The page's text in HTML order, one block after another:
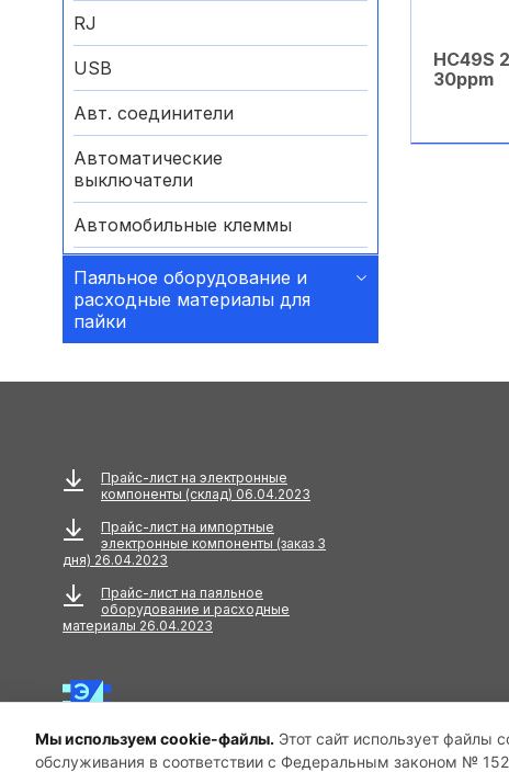
Мы используем cookie-файлы. Этот сайт использует файлы
обслуживания в соответствии с Федеральным законом №
RJ
USB
Авт. соединители
Автоматические
выключатели
Автомобильные клеммы
Аккумуляторные батареи
Аксессуары
КОМПОНЕНТЫ
Амортизаторы
Анкера
АНТЕННЫ
Антенны GPS
Антенны WiFi
Антенны ТВ
Паяльное оборудование и
расходные материалы для
пайки
HC49S
30ppm
Прайс-лист на электронные
компоненты (склад) 06.04.2023
Прайс-лист на импортные
электронные компоненты (заказ 3
дня) 26.04.2023
Прайс-лист на паяльное
оборудование и расходные
материалы 26.04.2023